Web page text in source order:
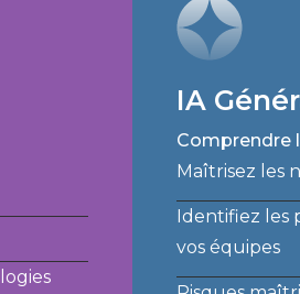
IA
Comprendre
Maîtrisez les
Identifiez les
vos équipes